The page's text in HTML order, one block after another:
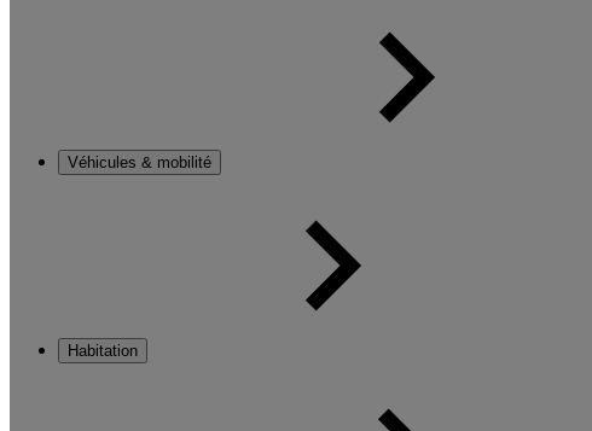
Véhicules & mobilité
Habitation